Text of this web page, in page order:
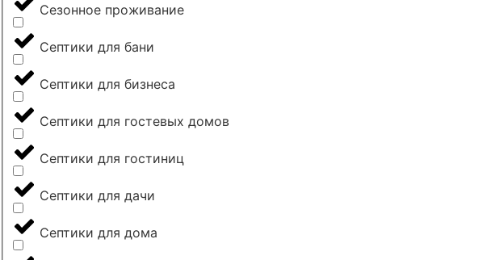
Сезонное проживание
Септики для бани
Септики для бизнеса
Септики для гостевых домов
Септики для гостиниц
Септики для дачи
Септики для дома